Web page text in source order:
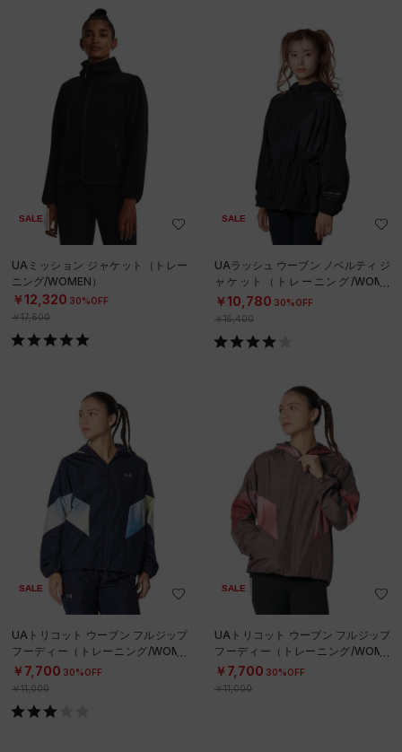
SALE
UAミッション ジャケット（トレー
ニング/WOMEN）
￥12,320 30%OFF
￥17,600
SALE
UAラッシュ ウーブン ノベルティ ジ
ャケット（トレーニング/WOME
N）
￥10,780 30%OFF
￥15,400
SALE
UAトリコット ウーブン フルジップ
フーディー（トレーニング/WOME
N）
￥7,700 30%OFF
￥11,000
SALE
UAトリコット ウーブン フルジップ
フーディー（トレーニング/WOME
N）
￥7,700 30%OFF
￥11,000